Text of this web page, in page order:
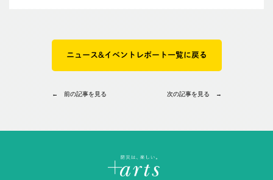
ニュース&イベントレポート一覧に戻る
← 前の記事を見る 次の記事を見る →